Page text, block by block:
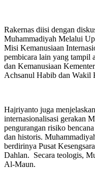
Rakernas diisi dengan
Muhammadiyah Melalui
Misi Kemanusiaan
pembicara lain yang tampil
dan Kemanusiaan
Achsanul Habib dan
Hajriyanto juga
internasionalisasi gerakan
pengurangan risiko
dan historis.
berdirinya Pusat
Dahlan. Secara teologis,
Al-Maun.